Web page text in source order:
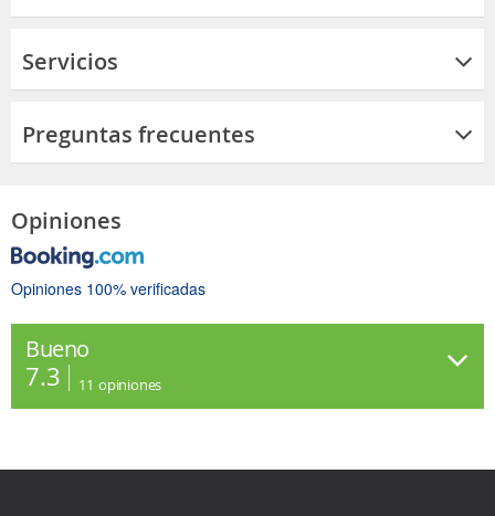
Servicios
Preguntas frecuentes
Opiniones
Opiniones 100% verificadas
Bueno
7.3 11 opiniones